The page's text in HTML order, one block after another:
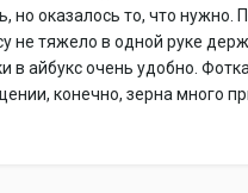
но оказалось то, что
не тяжело в одной руке
в айбукс очень удобно.
конечно, зерна много